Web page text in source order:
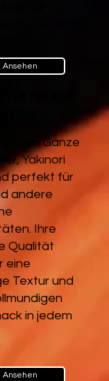
Ansehen
Ganze
Yakinori
perfekt für
andere
Ihre
Qualität
eine
Textur und
in jedem
Ansehen